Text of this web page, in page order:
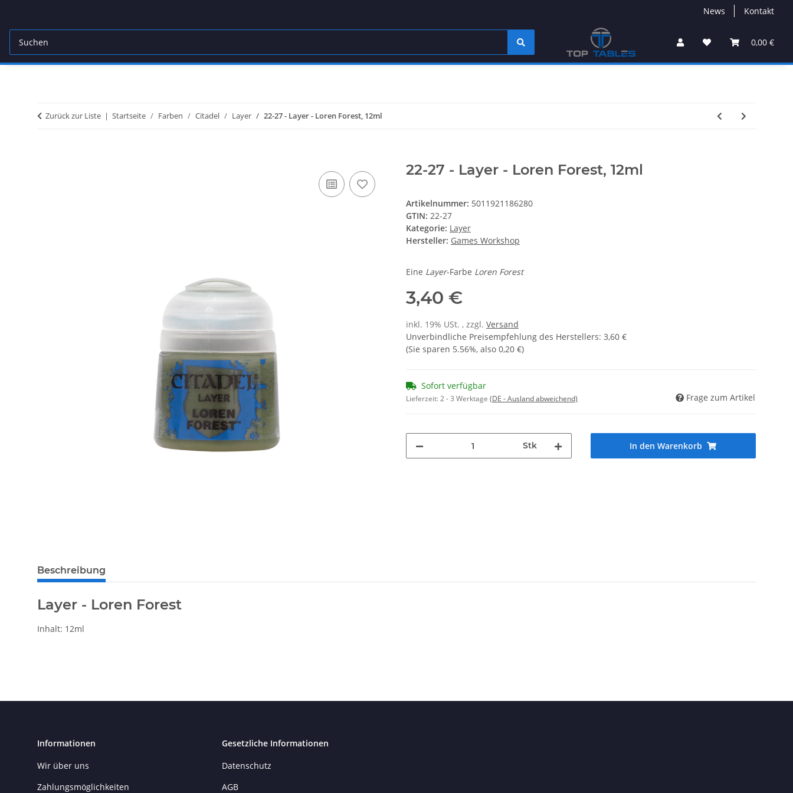
News Kontakt
0,00 €
Zurück zur Liste Startseite Farben Citadel Layer 22-27 - Layer - Loren Forest, 12ml
22-27 - Layer - Loren Forest, 12ml
Artikelnummer: 5011921186280
GTIN: 22-27
Kategorie: Layer
Hersteller: Games Workshop
Eine Layer-Farbe Loren Forest
3,40 €
inkl. 19% USt. , zzgl. Versand
Unverbindliche Preisempfehlung des Herstellers: 3,60 €
(Sie sparen 5.56%, also 0,20 €)
Sofort verfügbar
Lieferzeit:2 - 3 Werktage (DE - Ausland abweichend) Frage zum Artikel
Stk In den Warenkorb
weitere Registerkarten anzeigen
Beschreibung
Layer - Loren Forest
Inhalt: 12ml
Informationen
Wir über uns
Zahlungsmöglichkeiten
Gesetzliche Informationen
Datenschutz
AGB